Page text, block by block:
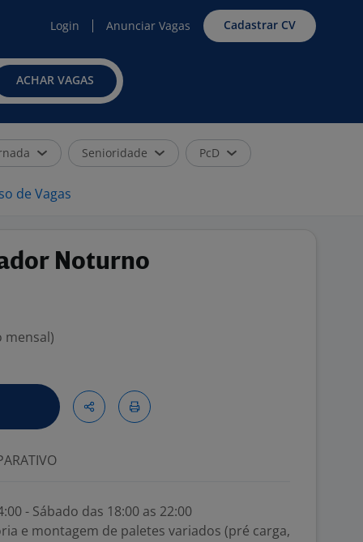
Login Anunciar Vagas Cadastrar CV
ACHAR VAGAS
Senioridade PcD
de Vagas
Noturno
mensal)
- Sábado das 18:00 as 22:00
e montagem de paletes variados (pré carga,